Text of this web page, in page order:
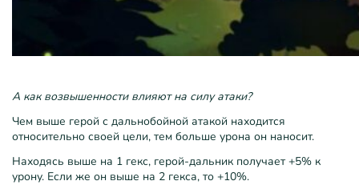
А как возвышенности влияют на силу атаки?
Чем выше герой с дальнобойной атакой находится
относительно своей цели, тем больше урона он наносит.
Находясь выше на 1 гекс, герой-дальник получает +5% к
урону. Если же он выше на 2 гекса, то +10%.